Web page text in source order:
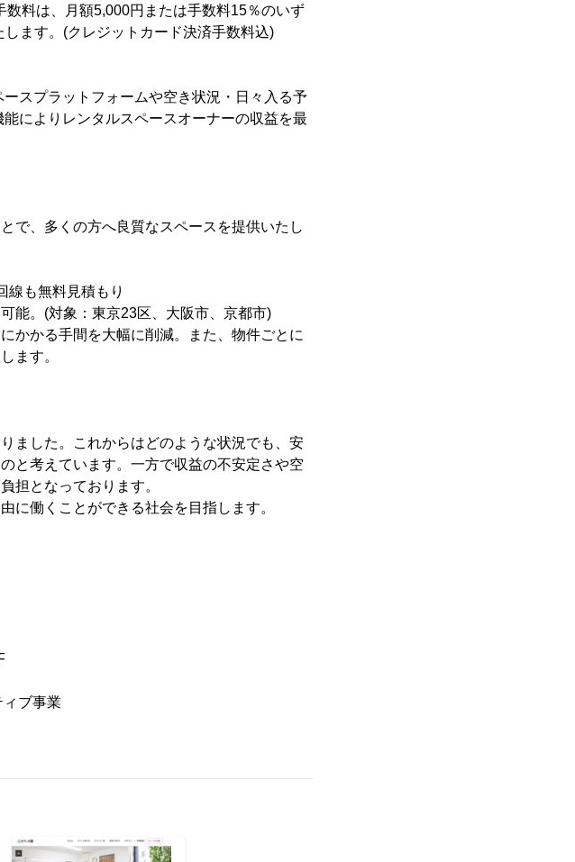
料は、月額5,000円または手数料15％のいず
ます。(クレジットカード決済手数料込)
スプラットフォームや空き状況・日々入る予
によりレンタルスペースオーナーの収益を最
で、多くの方へ良質なスペースを提供いたし
線も無料見積もり
能。(対象：東京23区、大阪市、京都市)
かかる手間を大幅に削減。また、物件ごとに
ます。
ました。これからはどのような状況でも、安
と考えています。一方で収益の不安定さや空
担となっております。
に働くことができる社会を目指します。
ブ事業